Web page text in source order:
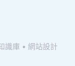
識庫 • 網站設計